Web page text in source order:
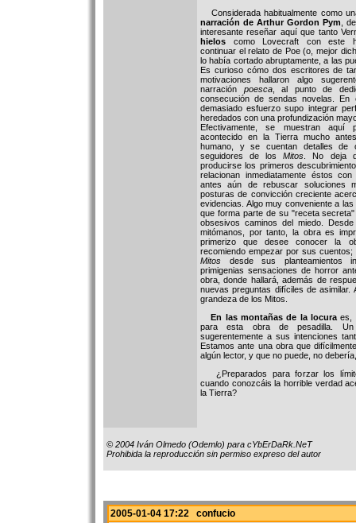
Considerada habitualmente como
narración de Arthur Gordon Pym ,
interesante reseñar aquí que tanto
hielos como Lovecraft con este
continuar el relato de Poe (o, mejor
lo había cortado abruptamente, a las
Es curioso cómo dos escritores de
motivaciones hallaron algo
narración poesca, al punto de
consecución de sendas novelas.
demasiado esfuerzo supo integrar
heredados con una profundización
Efectivamente, se muestran aquí
acontecido en la Tierra mucho
humano, y se cuentan detalles de
seguidores de losMitos . No deja
producirse los primeros
relacionan inmediatamente éstos
antes aún de rebuscar soluciones
posturas de convicción creciente
evidencias. Algo muy conveniente a
que forma parte de su "receta
obsesivos caminos del miedo.
mitómanos, por tanto, la obra es
primerizo que desee conocer la
recomiendo empezar por sus
Mitos desde sus planteamientos
primigenias sensaciones de horror
obra, donde hallará, además de
nuevas preguntas difíciles de asimilar.
grandeza de los Mitos.
En las montañas de la locura es,
para esta obra de pesadilla.
sugerentemente a sus intenciones
Estamos ante una obra que
algún lector, y que no puede, no
¿Preparados para forzar los
cuando conozcáis la horrible verdad
la Tierra?
© 2004 Iván Olmedo (Odemlo) para cYbErDaRk.NeT
Prohibida la reproducción sin permiso expreso del autor
2005-01-04 17:22 confucio